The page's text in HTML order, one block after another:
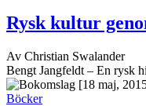
Rysk kultur
Av Christian Swalander
Bengt Jangfeldt – En rysk
[18 maj,
Böcker